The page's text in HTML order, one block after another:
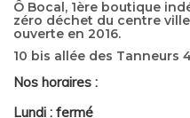
Ô Bocal, 1ère boutique
zéro déchet du centre
ouverte en 2016.
10 bis allée des Tanneurs
Nos horaires :
Lundi : fermé